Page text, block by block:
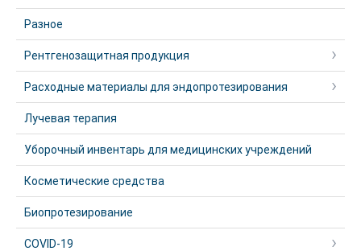
Разное
Рентгенозащитная продукция
Расходные материалы для эндопротезирования
Лучевая терапия
Уборочный инвентарь для медицинских учреждений
Косметические средства
Биопротезирование
COVID-19